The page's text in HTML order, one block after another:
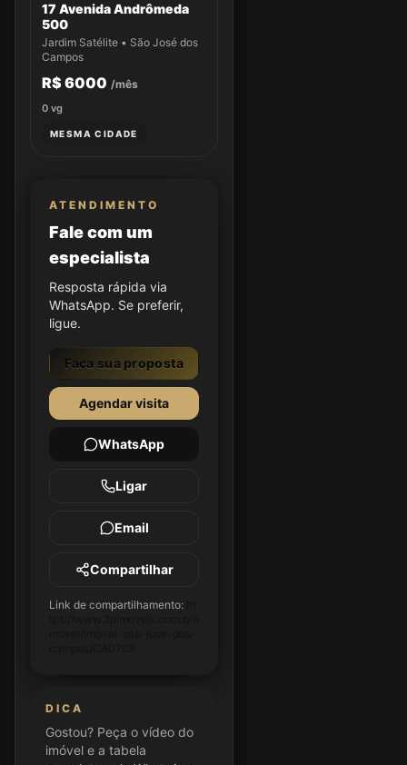
17 Avenida Andrômeda
500
Jardim Satélite • São José dos
Campos
R$ 6000 /mês
0 vg
MESMA CIDADE
ATENDIMENTO
Fale com um
especialista
Resposta rápida via
WhatsApp. Se preferir,
ligue.
Faça sua proposta
Agendar visita
WhatsApp
Ligar
Email
Compartilhar
Link de compartilhamento:
DICA
Gostou? Peça o vídeo do
imóvel e a tabela